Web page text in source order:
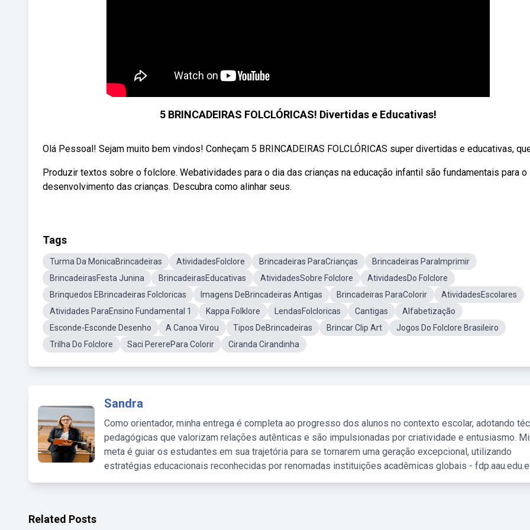
5 BRINCADEIRAS FOLCLÓRICAS! Divertidas e Educativas!
Olá Pessoal! Sejam muito bem vindos! Conheçam 5 BRINCADEIRAS FOLCLÓRICAS super divertidas e educativas,
Produzir textos sobre o folclore. Webatividades para o dia das crianças na educação infantil são fundamentais para o
desenvolvimento das crianças. Descubra como alinhar seus.
Tags
Turma Da MonicaBrincadeiras AtividadesFolclore Brincadeiras ParaCrianças
Brincadeiras ParaImprimir
BrincadeirasFesta Junina
BrincadeirasEducativas AtividadesSobre Folclore
AtividadesDo Folclore
Brinquedos EBrincadeiras Folcloricas
Imagens DeBrincadeiras Antigas Brincadeiras ParaColorir
AtividadesEscolares
Atividades ParaEnsino Fundamental 1
Kappa Folklore LendasFolcloricas Cantigas
Alfabetização
Esconde-Esconde Desenho
A Canoa Virou Tipos DeBrincadeiras Brincar Clip Art
Jogos Do Folclore Brasileiro
Trilha Do Folclore
Saci PererePara Colorir Ciranda Cirandinha
Sandra
Como orientador, minha entrega é completa ao progresso dos alunos no contexto escolar, adotando
pedagógicas que valorizam relações autênticas e são impulsionadas por criatividade e entusiasmo.
meta é guiar os estudantes em sua trajetória para se tornarem uma geração excepcional, utilizando
estratégias educacionais reconhecidas por renomadas instituições acadêmicas globais -
Related Posts